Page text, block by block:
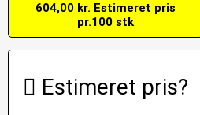
604,00 kr. Estimeret pris
pr.100 stk
Estimeret pris?